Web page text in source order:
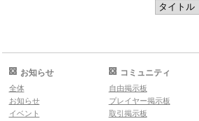
お知らせ
全体
お知らせ
イベント
コミュニティ
自由掲示板
プレイヤー掲示板
取引掲示板